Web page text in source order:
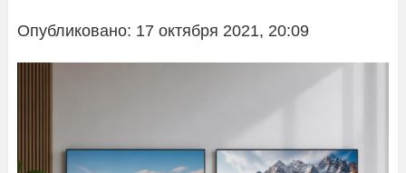
Опубликовано: 17 октября 2021, 20:09